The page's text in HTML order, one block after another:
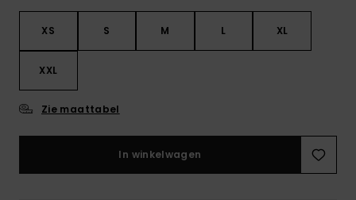
Wetsuits
XS S M L XL
XXL
Zie maattabel
In winkelwagen